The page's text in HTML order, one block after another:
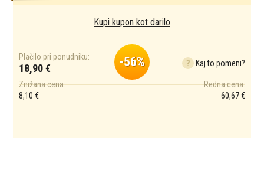
Kupi kupon kot darilo
? Kaj to pomeni?
Plačilo pri ponudniku:
18,90 €
Znižana cena:
8,10 €
-56%
Redna cena:
60,67 €